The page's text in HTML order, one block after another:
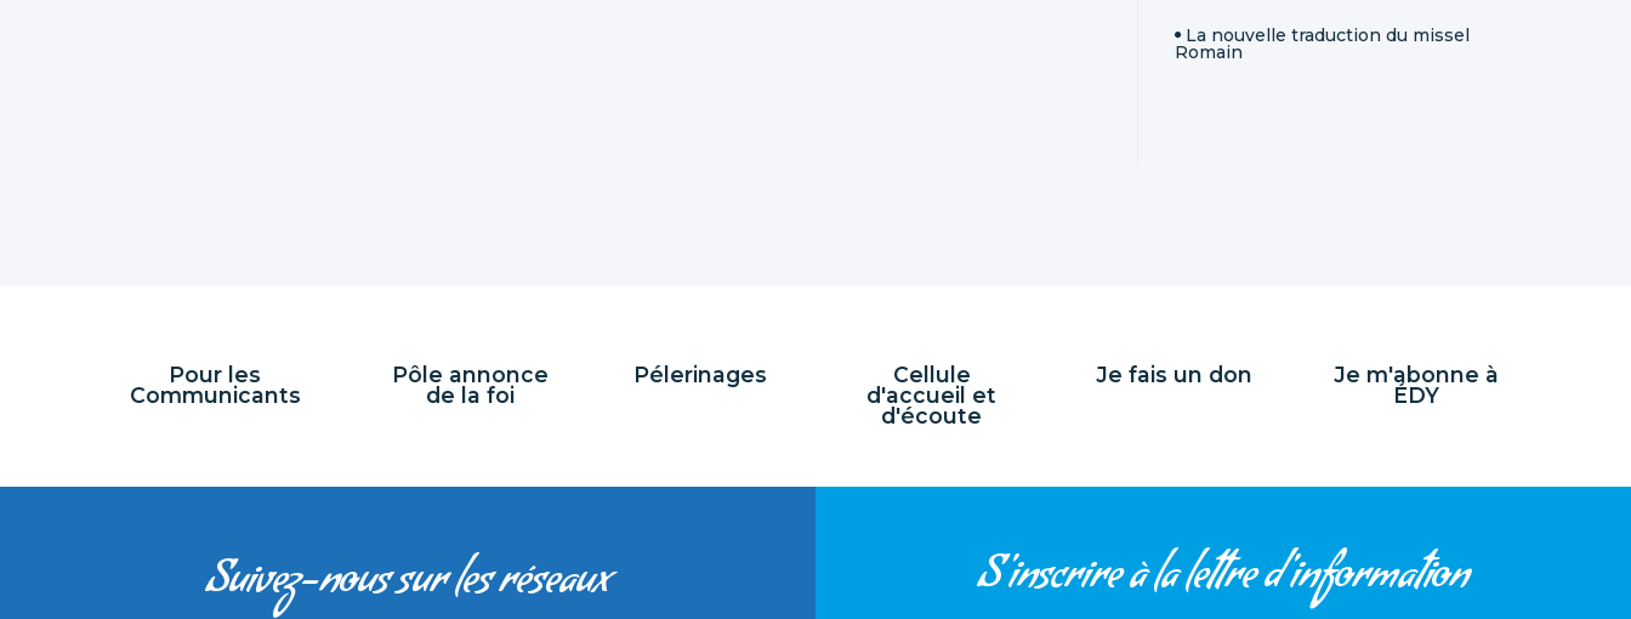
La nouvelle traduction du missel
Romain
Pour les
Communicants
Pôle annonce
de la foi
Pélerinages
Cellule
d'accueil et
d'écoute
Je fais un don
Je m'abonne à
ÉDY
Suivez-nous sur les réseaux S'inscrire à la lettre d'information